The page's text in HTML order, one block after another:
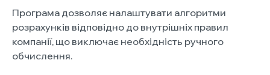
Програма дозволяє налаштувати алгоритми
розрахунків відповідно до внутрішніх правил
компанії, що виключає необхідність ручного
обчислення.